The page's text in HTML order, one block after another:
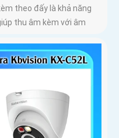
theo đấy là khả năng
thu âm kèm với âm